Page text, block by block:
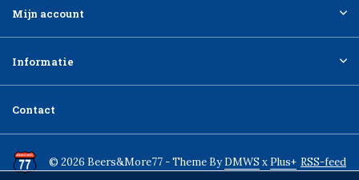
Mijn account
Informatie
Contact
© 2026 Beers&More77 - Theme ByDMWS x Plus+ RSS-feed